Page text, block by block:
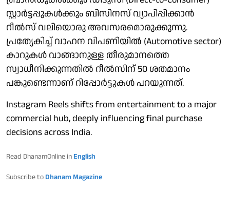
സ്റ്റാര്‍ട്ടപ്പുകള്‍ക്കും ബിസിനസ് വ്യാപിപ്പിക്കാന്‍
റീല്‍സ് വലിയൊരു അവസരമൊരുക്കുന്നു.
പ്രത്യേകിച്ച് വാഹന വിപണിയില്‍ (Automotive sector)
കാറുകള്‍ വാങ്ങാനുള്ള തീരുമാനത്തെ
സ്വാധീനിക്കുന്നതില്‍ റീല്‍സിന് 50 ശതമാനം
പങ്കുണ്ടെന്നാണ് റിപ്പോര്‍ട്ടുകള്‍ പറയുന്നത്.
Instagram Reels shifts from entertainment to a major
commercial hub, deeply influencing final purchase
decisions across India.
Read DhanamOnline in English
Subscribe to Dhanam Magazine